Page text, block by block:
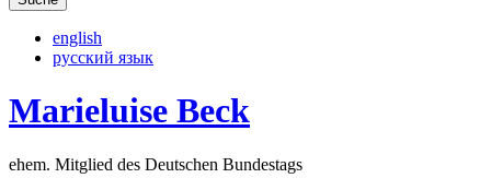
english
русский язык
Marieluise Beck
ehem. Mitglied des Deutschen Bundestags